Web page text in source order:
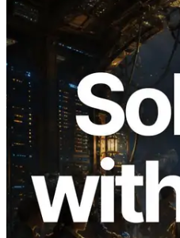
2026.08.05
ERPC erweitert
um Ping-Messung
Regionen —
ebenfalls gestartet